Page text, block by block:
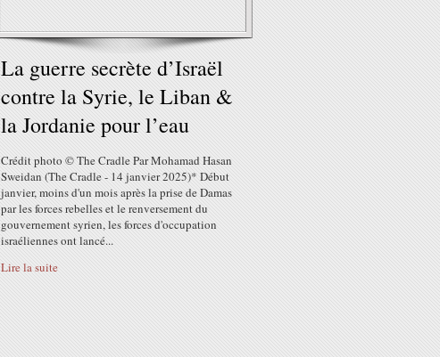
La guerre secrète d’Israël
contre la Syrie, le Liban &
la Jordanie pour l’eau
Crédit photo © The Cradle Par Mohamad Hasan
Sweidan (The Cradle - 14 janvier 2025)* Début
janvier, moins d'un mois après la prise de Damas
par les forces rebelles et le renversement du
gouvernement syrien, les forces d'occupation
israéliennes ont lancé...
Lire la suite